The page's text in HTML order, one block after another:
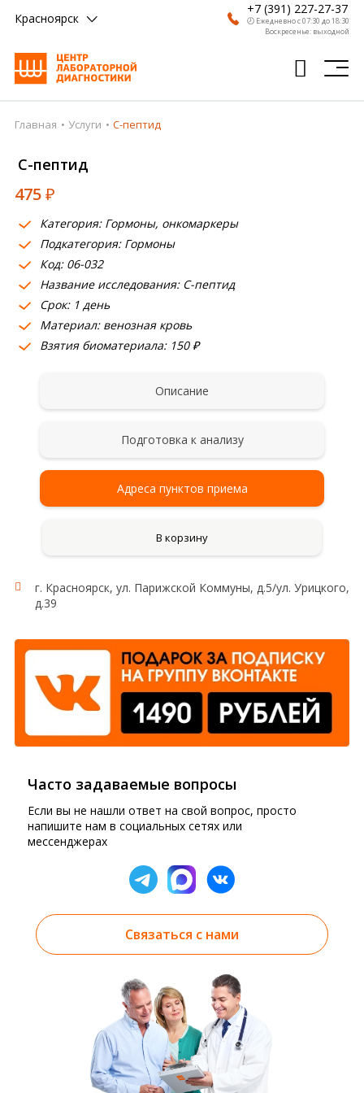
Красноярск
+7 (391) 227-27-37
🕗 Ежедневно с 07:30 до 18:30
Воскресенье: выходной
Главная
Анализы
Врачи
Получить результат
Пациентам
О компании
Где сдать
Главная Услуги С-пептид
С-пептид
475₽
Категория: Гормоны, онкомаркеры
Подкатегория: Гормоны
Код: 06-032
Название исследования: С-пептид
Срок: 1 день
Материал: венозная кровь
Взятия биоматериала: 150 ₽
Описание
Подготовка к анализу
Адреса пунктов приема
В корзину
г. Красноярск, ул. Парижской Коммуны, д.5/ул. Урицкого,
д.39
Часто задаваемые вопросы
Если вы не нашли ответ на свой вопрос, просто
напишите нам в социальных сетях или
мессенджерах
Связаться с нами